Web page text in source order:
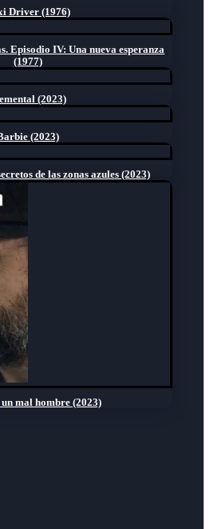
Driver (1976)
Episodio IV: Una nueva esperanza
(1977)
(2023)
(2023)
de las zonas azules (2023)
un mal hombre (2023)